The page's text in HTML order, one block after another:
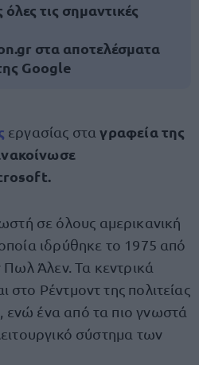
τις σημαντικές
στα αποτελέσματα
Google
εργασίας σταγραφεία της
.
σε όλους αμερικανική
ιδρύθηκε το 1975 από
Πωλ Άλεν. Τα κεντρικά
στο Ρέντμοντ της πολιτείας
ένα από τα πιο γνωστά
σύστημα των